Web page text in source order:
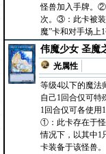
怪兽加入手牌。②
次。③：此卡被
魔”卡和对手场上
伟魔少女 圣魔
光属性
等级4以下的魔法
自己1回合仅可
1回合仅可各使用1
①：此卡存在于怪
情况下，以其中1
卡装备于该怪兽。